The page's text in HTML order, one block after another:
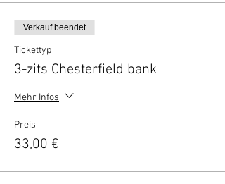
Verkauf beendet
Tickettyp
3-zits Chesterfield bank
Mehr Infos
Preis
33,00 €